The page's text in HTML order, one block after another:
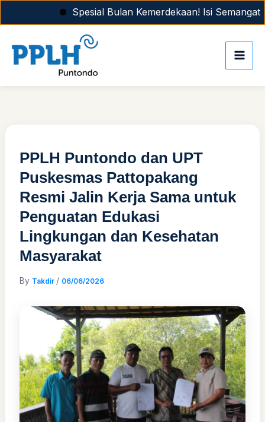
Spesial Bulan Kemerdekaan! Isi Semangat
to
PPLH Puntondo dan UPT
Puskesmas Pattopakang
Resmi Jalin Kerja Sama untuk
Penguatan Edukasi
Lingkungan dan Kesehatan
Masyarakat
By Takdir / 06/06/2026